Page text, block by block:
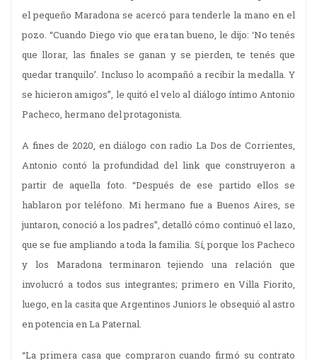
el pequeño Maradona se acercó para tenderle la mano en el
pozo. “Cuando Diego vio que era tan bueno, le dijo: ‘No tenés
que llorar, las finales se ganan y se pierden, te tenés que
quedar tranquilo’. Incluso lo acompañó a recibir la medalla. Y
se hicieron amigos”, le quitó el velo al diálogo íntimo Antonio
Pacheco, hermano del protagonista.
A fines de 2020, en diálogo con radio La Dos de Corrientes,
Antonio contó la profundidad del link que construyeron a
partir de aquella foto. “Después de ese partido ellos se
hablaron por teléfono. Mi hermano fue a Buenos Aires, se
juntaron, conoció a los padres”, detalló cómo continuó el lazo,
que se fue ampliando a toda la familia. Sí, porque los Pacheco
y los Maradona terminaron tejiendo una relación que
involucró a todos sus integrantes; primero en Villa Fiorito,
luego, en la casita que Argentinos Juniors le obsequió al astro
en potencia en La Paternal.
“La primera casa que compraron cuando firmó su contrato